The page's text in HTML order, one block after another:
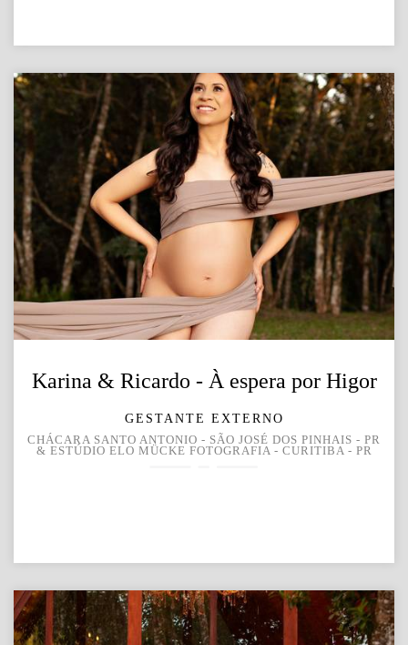
Karina & Ricardo - À espera por Higor
GESTANTE EXTERNO
CHÁCARA SANTO ANTONIO - SÃO JOSÉ DOS PINHAIS - PR
& ESTÚDIO ELO MÜCKE FOTOGRAFIA - CURITIBA - PR